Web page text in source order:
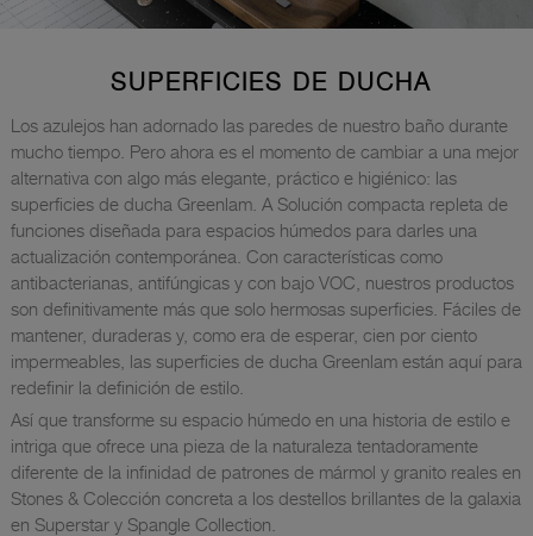
SUPERFICIES DE DUCHA
Los azulejos han adornado las paredes de nuestro baño durante
mucho tiempo. Pero ahora es el momento de cambiar a una mejor
alternativa con algo más elegante, práctico e higiénico: las
superficies de ducha Greenlam. A Solución compacta repleta de
funciones diseñada para espacios húmedos para darles una
actualización contemporánea. Con características como
antibacterianas, antifúngicas y con bajo VOC, nuestros productos
son definitivamente más que solo hermosas superficies. Fáciles de
mantener, duraderas y, como era de esperar, cien por ciento
impermeables, las superficies de ducha Greenlam están aquí para
redefinir la definición de estilo.
Así que transforme su espacio húmedo en una historia de estilo e
intriga que ofrece una pieza de la naturaleza tentadoramente
diferente de la infinidad de patrones de mármol y granito reales en
Stones & Colección concreta a los destellos brillantes de la galaxia
en Superstar y Spangle Collection.